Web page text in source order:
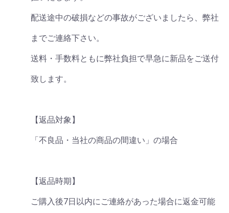
配送途中の破損などの事故がございましたら、弊社
までご連絡下さい。
送料・手数料ともに弊社負担で早急に新品をご送付
致します。
【返品対象】
「不良品・当社の商品の間違い」の場合
【返品時期】
ご購入後7日以内にご連絡があった場合に返金可能